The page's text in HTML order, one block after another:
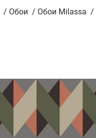
/ Обои / Обои Milassa /